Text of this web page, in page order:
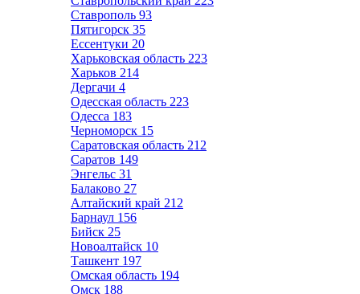
Ставрополь 93
Пятигорск 35
Ессентуки 20
Харьковская область 223
Харьков 214
Дергачи 4
Одесская область 223
Одесса 183
Черноморск 15
Саратовская область 212
Саратов 149
Энгельс 31
Балаково 27
Алтайский край 212
Барнаул 156
Бийск 25
Новоалтайск 10
Ташкент 197
Омская область 194
Омск 188